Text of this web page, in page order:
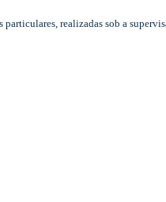
realizadas sob a